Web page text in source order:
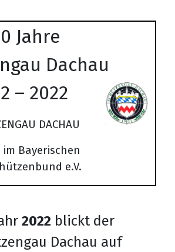
Jahre
Dachau
– 2022
DACHAU
im Bayerischen
e.V.
2022 blickt der
Dachau auf